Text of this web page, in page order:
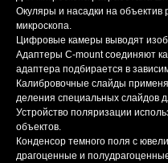
Окуляры и насадки на
микроскопа.
Цифровые камеры выводят
Адаптеры C-mount соединяют
адаптера подбирается в
Калибровочные слайды
деления специальных слайдов
Устройство поляризации
объектов.
Конденсор темного поля с
драгоценные и